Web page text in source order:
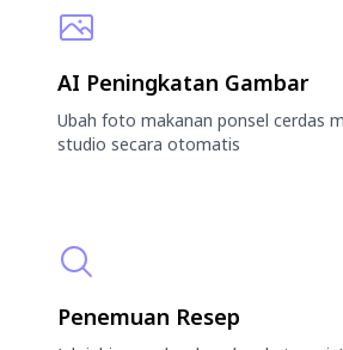
AI Peningkatan Gambar
Ubah foto makanan ponsel cerdas
studio secara otomatis
Penemuan Resep